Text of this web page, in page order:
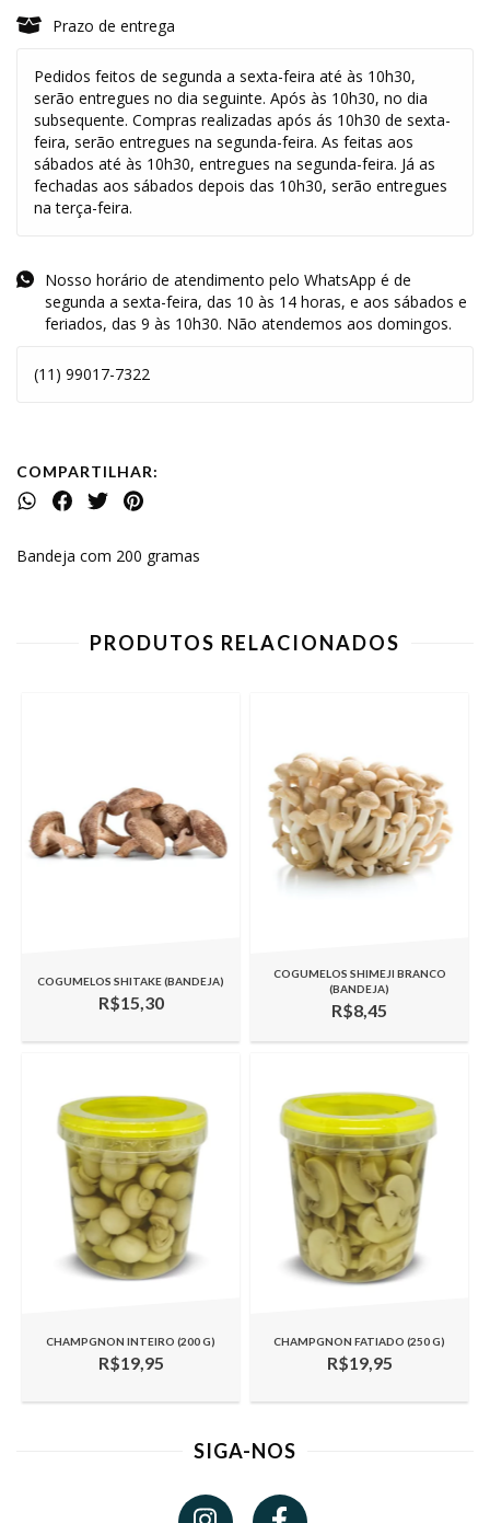
Prazo de entrega
Pedidos feitos de segunda a sexta-feira até às 10h30,
serão entregues no dia seguinte. Após às 10h30, no dia
subsequente. Compras realizadas após ás 10h30 de sexta-
feira, serão entregues na segunda-feira. As feitas aos
sábados até às 10h30, entregues na segunda-feira. Já as
fechadas aos sábados depois das 10h30, serão entregues
na terça-feira.
Nosso horário de atendimento pelo WhatsApp é de
segunda a sexta-feira, das 10 às 14 horas, e aos sábados e
feriados, das 9 às 10h30. Não atendemos aos domingos.
(11) 99017-7322
COMPARTILHAR:
Bandeja com 200 gramas
PRODUTOS RELACIONADOS
COGUMELOS SHITAKE (BANDEJA)
R$15,30
COGUMELOS SHIMEJI BRANCO
(BANDEJA)
R$8,45
CHAMPGNON INTEIRO (200 G)
R$19,95
CHAMPGNON FATIADO (250 G)
R$19,95
SIGA-NOS